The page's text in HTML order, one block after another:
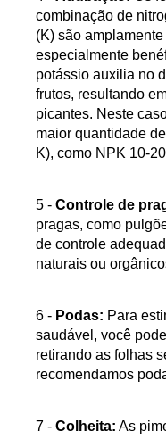
combinação de
(K) são
especialmente
potássio auxilia no
frutos, resultando
picantes. Neste
maior quantidade
K), como NPK 10-
5 - Controle de
pragas, como
de controle
naturais ou
6 - Podas: Para
saudável, você
retirando as folhas
recomendamos
7 - Colheita: As